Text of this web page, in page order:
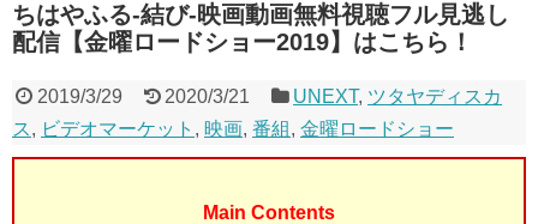
ちはやふる-結び-映画動画無料視聴フル見逃し
配信【金曜ロードショー2019】はこちら！
2019/3/29 2020/3/21 UNEXT, ツタヤディスカ
ス, ビデオマーケット , 映画, 番組 , 金曜ロードショー
Main Contents